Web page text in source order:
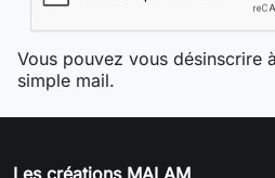
Vous pouvez vous désinscrire
simple mail.
Les créations MALAM